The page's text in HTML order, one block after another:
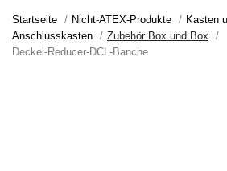
Startseite Nicht-ATEX-Produkte
Kasten
Anschlusskasten
Zubehör Box und Box
Deckel-Reducer-DCL-Banche